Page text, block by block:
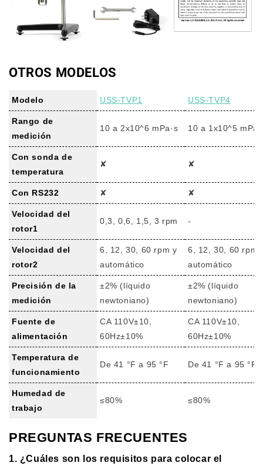
OTROS MODELOS
Modelo USS-TVP1 USS-TVP4
Rango de
medición
10 a 2x10^6 mPa·s 10 a 1x10^5
Con sonda de
temperatura
✘ ✘
Con RS232 ✘ ✘
Velocidad del
rotor1
0,3, 0,6, 1,5, 3 rpm -
Velocidad del
rotor2
6, 12, 30, 60 rpm y
automático
6, 12, 30, 60 rpm
automático
Precisión de la
medición
±2% (líquido
newtoniano)
±2% (líquido
newtoniano)
Fuente de
alimentación
CA 110V±10,
60Hz±10%
CA 110V±10,
60Hz±10%
Temperatura de
funcionamiento
De 41 °F a 95 °F De 41 °F a 95 °F
Humedad de
trabajo
≤80% ≤80%
PREGUNTAS FRECUENTES
1. ¿Cuáles son los requisitos para colocar el